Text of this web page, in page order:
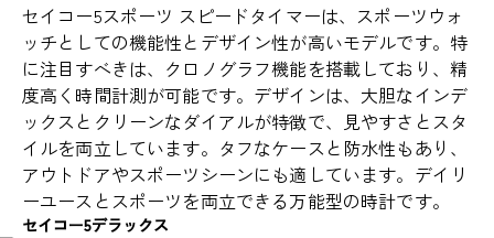
セイコー5スポーツ スピードタイマーは、スポーツウォ
ッチとしての機能性とデザイン性が高いモデルです。特
に注目すべきは、クロノグラフ機能を搭載しており、精
度高く時間計測が可能です。デザインは、大胆なインデ
ックスとクリーンなダイアルが特徴で、見やすさとスタ
イルを両立しています。タフなケースと防水性もあり、
アウトドアやスポーツシーンにも適しています。デイリ
ーユースとスポーツを両立できる万能型の時計です。
セイコー5デラックス